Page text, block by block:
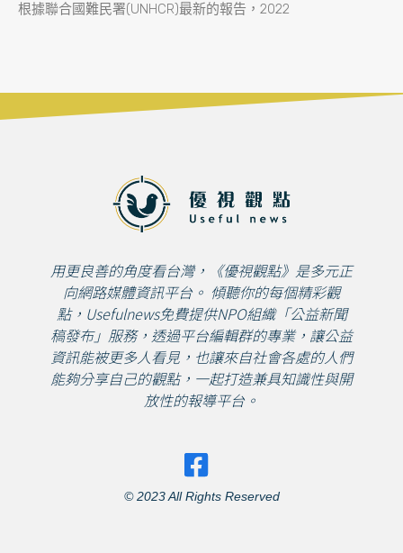
根據聯合國難民署(UNHCR)最新的報告，2022
用更良善的角度看台灣，《優視觀點》是多元正
向網路媒體資訊平台。 傾聽你的每個精彩觀
點，Usefulnews免費提供NPO組織「公益新聞
稿發布」服務，透過平台編輯群的專業，讓公益
資訊能被更多人看見，也讓來自社會各處的人們
能夠分享自己的觀點，一起打造兼具知識性與開
放性的報導平台。
© 2023 All Rights Reserved